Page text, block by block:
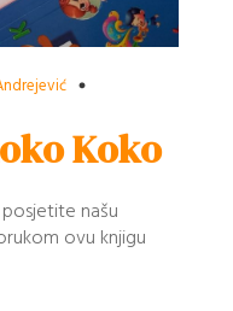
Koko
našu
ovu knjigu